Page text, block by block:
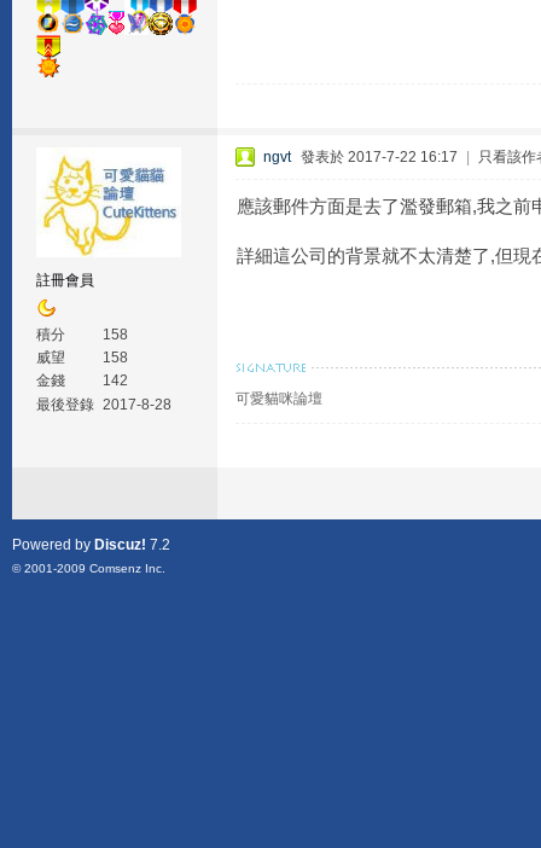
註冊會員
積分
158
威望
158
金錢
142
最後登錄 2017-8-28
ngvt 發表於 2017-7-22 16:17 只看該作
應該郵件方面是去了濫發郵箱,我之
詳細這公司的背景就不太清楚了,但
可愛貓咪論壇
Powered by Discuz! 7.2
© 2001-2009 Comsenz Inc.